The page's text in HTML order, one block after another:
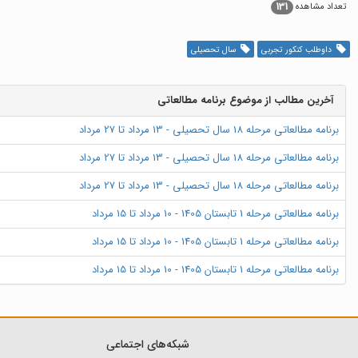
تعداد مشاهده 131
داوطلب کنکور تجربی سال تحصیلی
آخرین مطالب از موضوع برنامه مطالعاتی
برنامه مطالعاتی مرحله 18 سال تحصیلی - 13 مرداد تا 27 مرداد
برنامه مطالعاتی مرحله 18 سال تحصیلی - 13 مرداد تا 27 مرداد
برنامه مطالعاتی مرحله 18 سال تحصیلی - 13 مرداد تا 27 مرداد
برنامه مطالعاتی مرحله 1 تابستان 1405 - 10 مرداد تا 15 مرداد
برنامه مطالعاتی مرحله 1 تابستان 1405 - 10 مرداد تا 15 مرداد
برنامه مطالعاتی مرحله 1 تابستان 1405 - 10 مرداد تا 15 مرداد
شبکه‌های اجتماعی